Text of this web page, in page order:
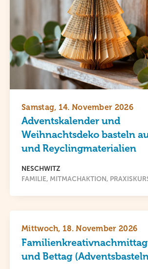
Samstag, 14. November 2026
Adventskalender und
Weihnachtsdeko basteln
und Reyclingmaterialien
NESCHWITZ
FAMILIE MITMACHAKTION
Mittwoch, 18. November 2026
und Bettag